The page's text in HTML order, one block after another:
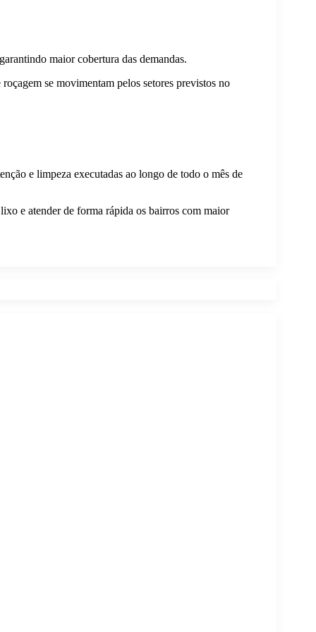
maior cobertura das demandas.
se movimentam pelos setores previstos no
e limpeza executadas ao longo de todo o mês de
e atender de forma rápida os bairros com maior